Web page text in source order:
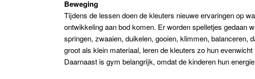
Beweging
Tijdens de lessen doen de kleuters nieuwe ervaringen op
ontwikkeling aan bod komen. Er worden spelletjes gedaan
springen, zwaaien, duikelen, gooien, klimmen,
groot als klein materiaal, leren de kleuters zo hun
Daarnaast is gym belangrijk, omdat de kinderen hun